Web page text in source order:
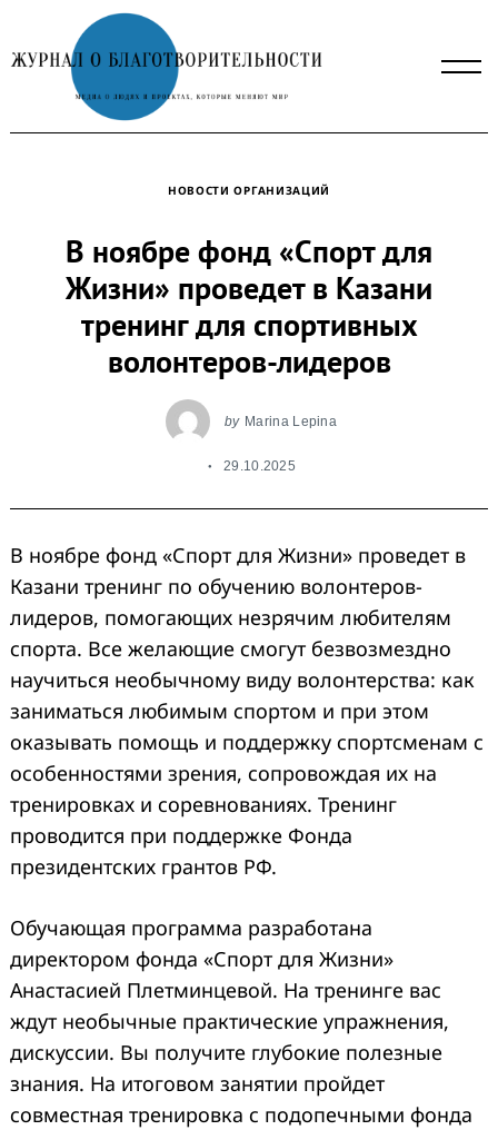
to
content
НОВОСТИ ОРГАНИЗАЦИЙ
В ноябре фонд «Спорт для
Жизни» проведет в Казани
тренинг для спортивных
волонтеров-лидеров
by Marina Lepina
29.10.2025
В ноябре фонд «Спорт для Жизни» проведет в
Казани тренинг по обучению волонтеров-
лидеров, помогающих незрячим любителям
спорта. Все желающие смогут безвозмездно
научиться необычному виду волонтерства: как
заниматься любимым спортом и при этом
оказывать помощь и поддержку спортсменам с
особенностями зрения, сопровождая их на
тренировках и соревнованиях. Тренинг
проводится при поддержке Фонда
президентских грантов РФ.
Обучающая программа разработана
директором фонда «Спорт для Жизни»
Анастасией Плетминцевой. На тренинге вас
ждут необычные практические упражнения,
дискуссии. Вы получите глубокие полезные
знания. На итоговом занятии пройдет
совместная тренировка с подопечными фонда